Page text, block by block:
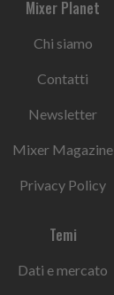
Mixer Planet
Chi siamo
Contatti
Newsletter
Mixer Magazine
Privacy Policy
Temi
Dati e mercato